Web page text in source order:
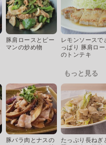
豚肩ロースとピー
マンの炒め物
レモンソースで
っぱり 豚肩ロ
のトンテキ
もっと見る
豚バラ肉とナスの
たっぷり長ねぎ